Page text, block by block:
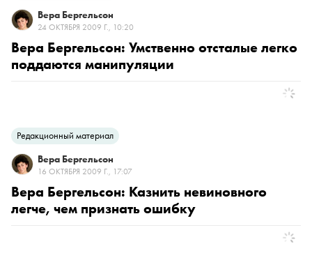
Вера Бергельсон
24 ОКТЯБРЯ 2009 Г., 10:20
Вера Бергельсон: Умственно отсталые легко
поддаются манипуляции
Редакционный материал
Вера Бергельсон
16 ОКТЯБРЯ 2009 Г., 17:07
Вера Бергельсон: Казнить невиновного
легче, чем признать ошибку